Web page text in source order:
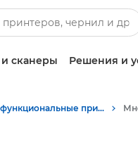
сканеры Решения и
Многофункциональные принтеры - Принтеры «Все в одном»